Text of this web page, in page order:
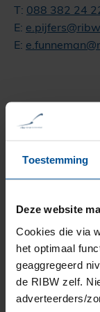
Toestemming
Deze website
Cookies die via
het optimaal
geaggregeerd
de RIBW zelf.
adverteerders/
T: 088 382 24
E:
E:
Drijfveren
zinvolle
een ernstige
ondersteunen.